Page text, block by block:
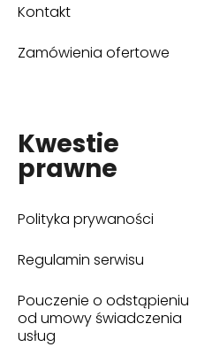
Kontakt
Zamówienia ofertowe
Kwestie
prawne
Polityka prywaności
Regulamin serwisu
Pouczenie o odstąpieniu
od umowy świadczenia
usług